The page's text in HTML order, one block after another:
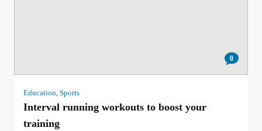
0
Education, Sports
Interval running workouts to boost your
training